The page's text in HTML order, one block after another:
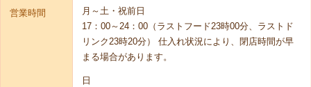
営業時間
月～土・祝前日
17：00～24：00（ラストフード23時00分、ラストド
リンク23時20分） 仕入れ状況により、閉店時間が早
まる場合があります。
日